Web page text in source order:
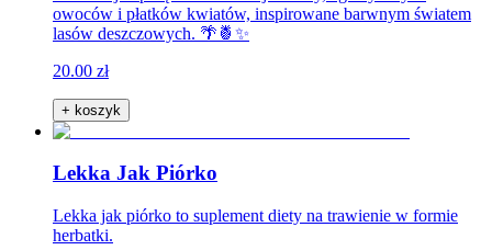
owoców i płatków kwiatów, inspirowane barwnym światem
lasów deszczowych. 🌴🍍✨
20.00 zł
+ koszyk
Lekka Jak Piórko
Lekka jak piórko to suplement diety na trawienie w formie
herbatki.